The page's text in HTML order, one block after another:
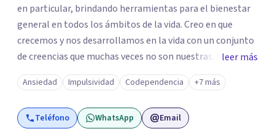
en particular, brindando herramientas para el bienestar
general en todos los ámbitos de la vida. Creo en que
crecemos y nos desarrollamos en la vida con un conjunto
de creencias que muchas veces no son nuestras, propias o
son erróneas acerca de nosotros mismos,o de la vida en
general, incluyendo los vínculos con otras personas.. y
esto nos dificulta a la hora de transitar nuestro propio
camino. Por eso trabajo en la desprogramación de viejas
leer más
Ansiedad Impulsividad Codependencia +7 más
Teléfono WhatsApp Email